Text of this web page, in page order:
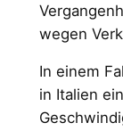
wegen
In einem
in Italien